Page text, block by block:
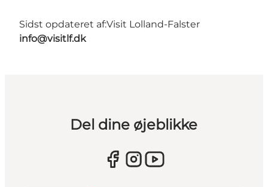
Sidst opdateret af:Visit Lolland-Falster
info@visitlf.dk
Del dine øjeblikke